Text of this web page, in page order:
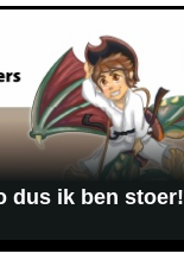
dus ik ben stoer!